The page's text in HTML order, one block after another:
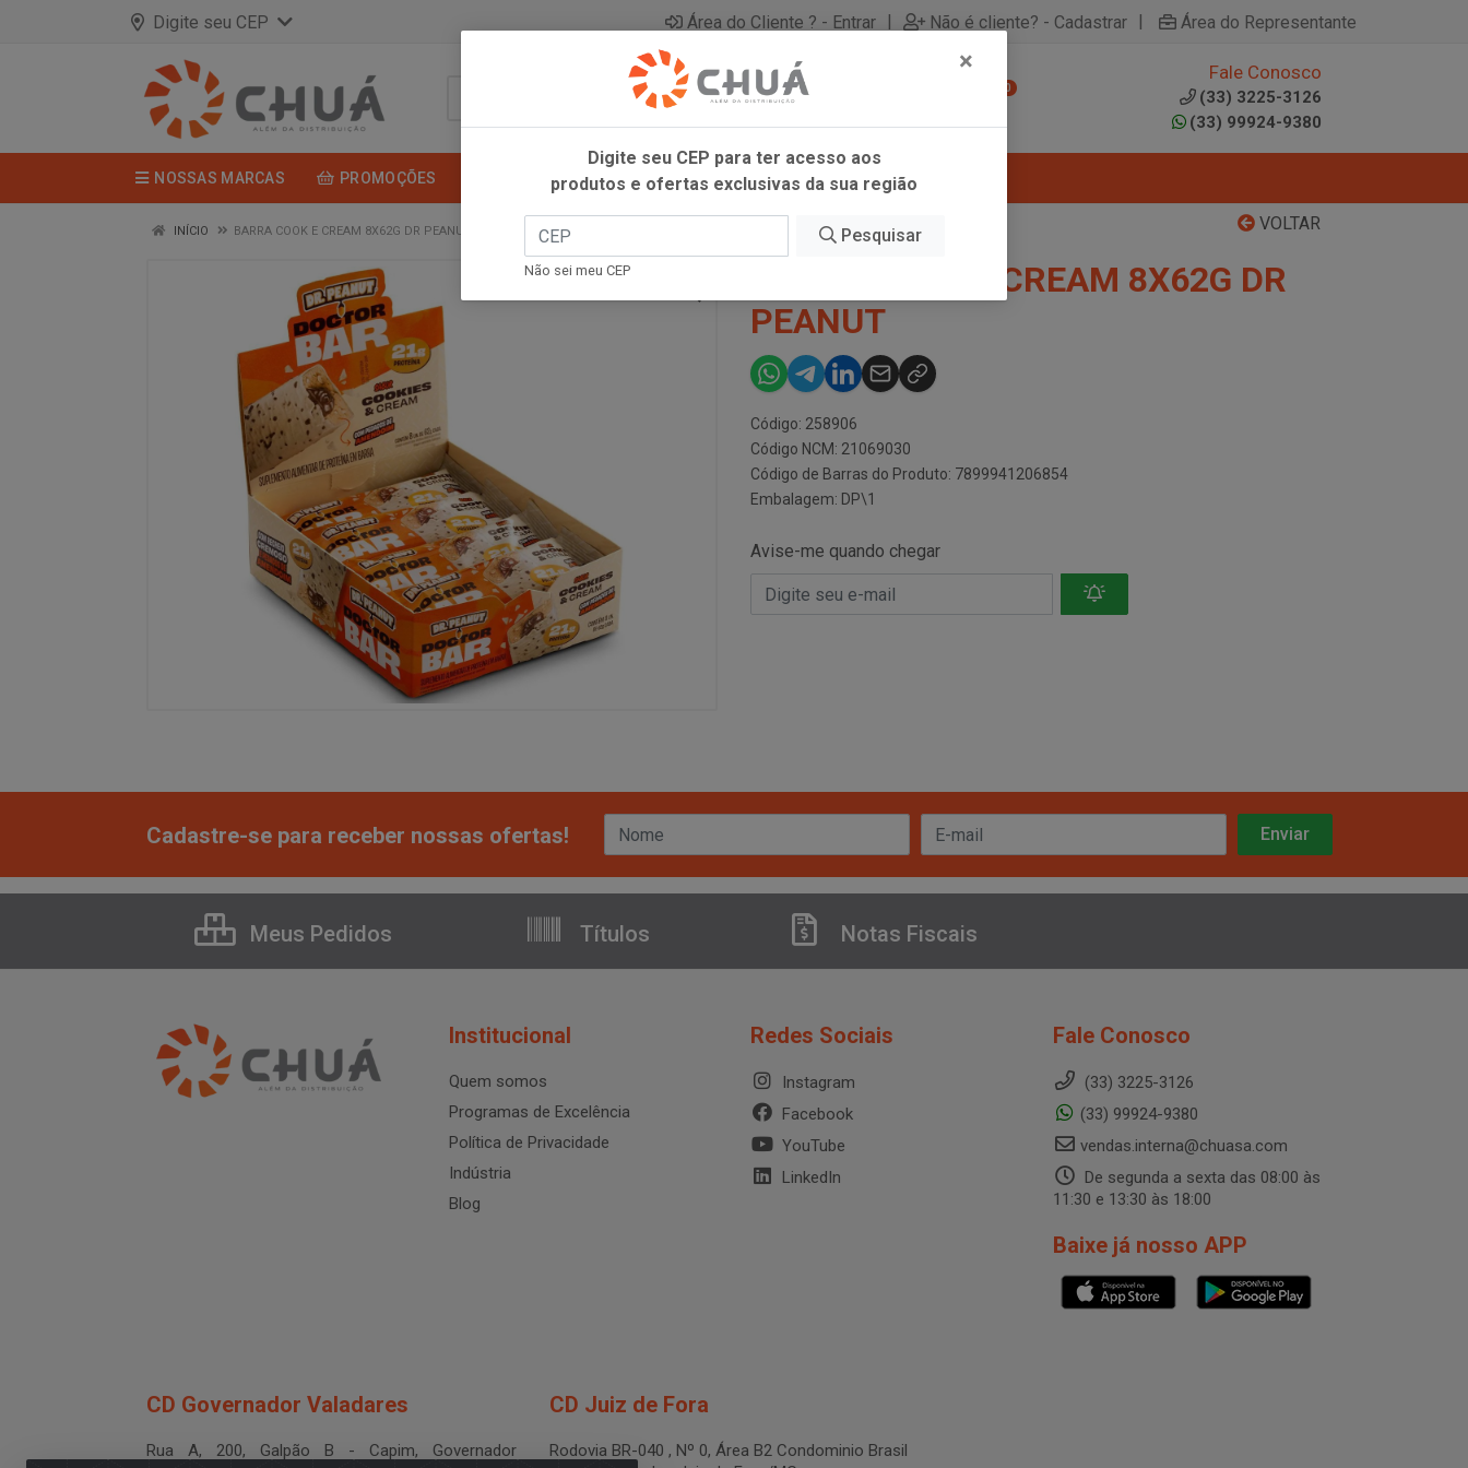
Digite seu CEP Área do Cliente ? - Entrar | Não é cliente? - Cadastrar | Área do Representante
0
Fale Conosco
(33) 3225-3126
(33) 99924-9380
NOSSAS MARCAS PROMOÇÕES
VOLTAR
INÍCIO BARRA COOK E CREAM 8X62G DR PEANUT
BARRA COOK E CREAM 8X62G DR
PEANUT
Código: 258906
Código NCM: 21069030
Código de Barras do Produto: 7899941206854
Embalagem: DP\1
Avise-me quando chegar
Cadastre-se para receber nossas ofertas!
Meus Pedidos Títulos Notas Fiscais
Institucional
Quem somos
Programas de Excelência
Política de Privacidade
Indústria
Blog
Redes Sociais
Instagram
Facebook
YouTube
LinkedIn
Fale Conosco
(33) 3225-3126
(33) 99924-9380
vendas.interna@chuasa.com
De segunda a sexta das 08:00 às
11:30 e 13:30 às 18:00
Baixe já nosso APP
CD Governador Valadares
Rua A, 200, Galpão B - Capim, Governador
CD Juiz de Fora
Rodovia BR-040 , Nº 0, Área B2 Condominio Brasil
×
Digite seu CEP para ter acesso aos
produtos e ofertas exclusivas da sua região
Pesquisar
Não sei meu CEP